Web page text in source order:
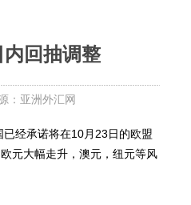
回抽调整
：亚洲外汇网
经承诺将在10月23日的欧盟
元大幅走升，澳元，纽元等风